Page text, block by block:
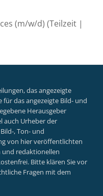
(m/w/d) (Teilzeit |
das angezeigte
für das angezeigte Bild- und
Herausgeber
auch Urheber der
, Ton- und
von hier veröffentlichten
redaktionellen
Bitte klären Sie vor
Fragen mit dem